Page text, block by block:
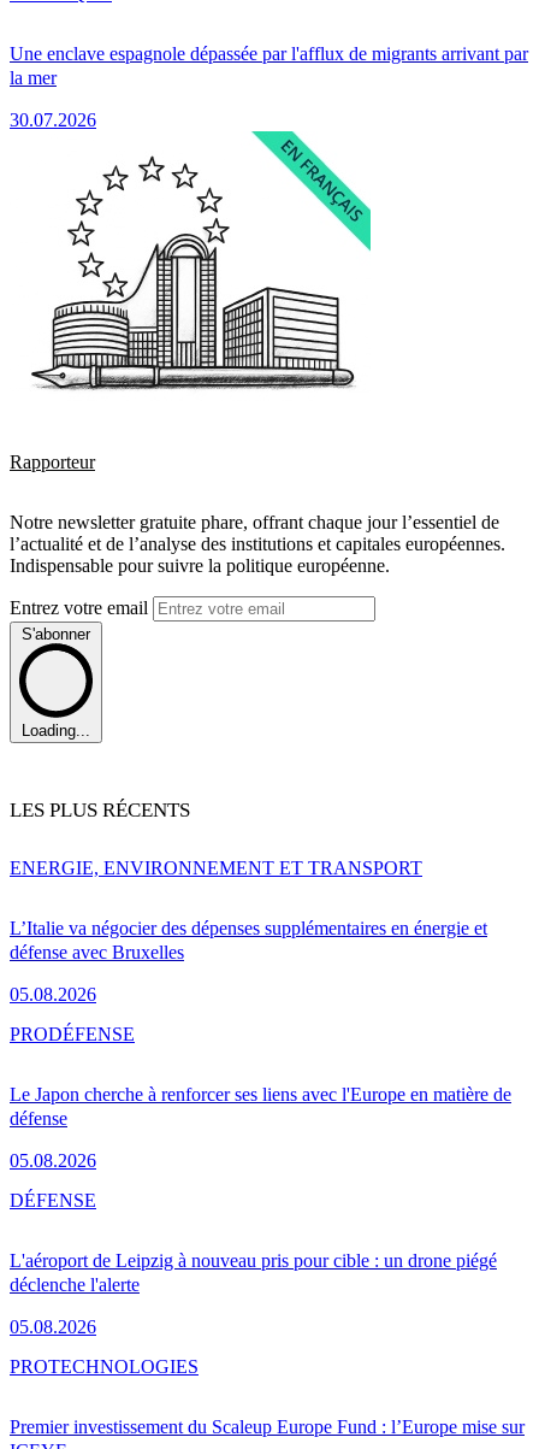
Une enclave espagnole dépassée par l'afflux de migrants arrivant par
la mer
30.07.2026
Rapporteur
Notre newsletter gratuite phare, offrant chaque jour l’essentiel de
l’actualité et de l’analyse des institutions et capitales européennes.
Indispensable pour suivre la politique européenne.
Entrez votre email
S'abonner
Loading...
LES PLUS RÉCENTS
L’Italie va négocier des dépenses supplémentaires en énergie et
défense avec Bruxelles
05.08.2026
ENERGIE, ENVIRONNEMENT ET TRANSPORT
Le Japon cherche à renforcer ses liens avec l'Europe en matière de
défense
05.08.2026
PRODÉFENSE
L'aéroport de Leipzig à nouveau pris pour cible : un drone piégé
déclenche l'alerte
05.08.2026
DÉFENSE
Premier investissement du Scaleup Europe Fund : l’Europe mise sur
PROTECHNOLOGIES